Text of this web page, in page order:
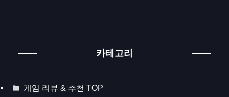
카테고리
게임 리뷰 & 추천 TOP